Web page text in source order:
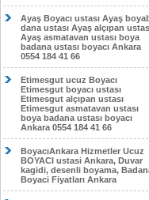
Ayaş Boyacı ustası Ayaş
dana ustası Ayaş alçıpan
Ayaş asmatavan ustası boya
badana ustası boyacı Ankara
0554 184 41 66
Etimesgut ucuz Boyacı
Etimesgut boyacı ustası
Etimesgut alçıpan ustası
Etimesgut asmatavan ustası
boya badana ustası boyacı
Ankara 0554 184 41 66
BoyacıAnkara Hizmetler Ucuz
BOYACI ustasi Ankara, Duvar
kagidi, desenli boyama,
Boyaci Fiyatları Ankara